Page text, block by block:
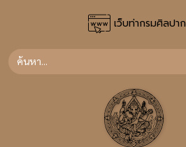
เว็บท่ากรมศิลปา